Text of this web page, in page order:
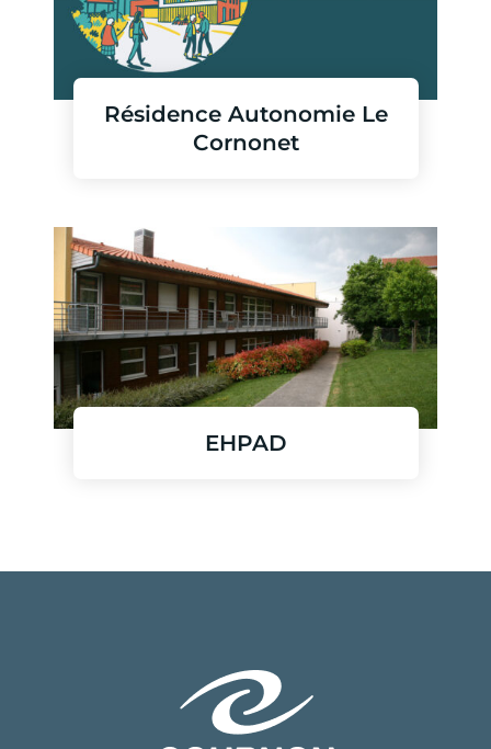
Résidence Autonomie Le
Cornonet
EHPAD